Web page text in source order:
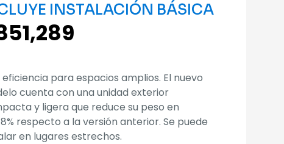
INSTALACIÓN BÁSICA
para espacios amplios. El nuevo
cuenta con una unidad exterior
y ligera que reduce su peso en
respecto a la versión anterior. Se puede
en lugares estrechos.